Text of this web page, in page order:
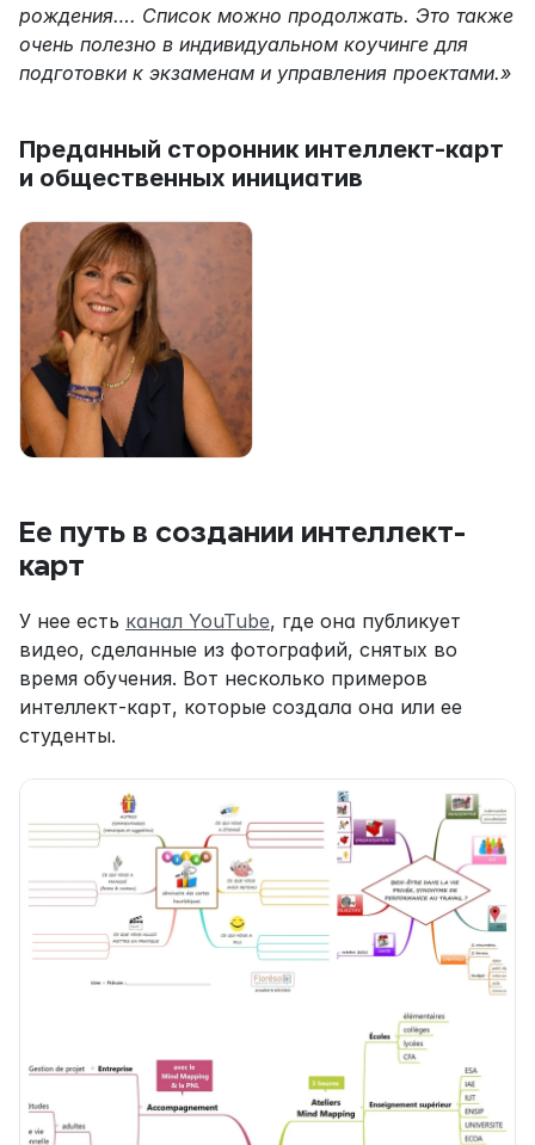
рождения…. Список можно продолжать. Это также
очень полезно в индивидуальном коучинге для
подготовки к экзаменам и управления проектами.»
Преданный сторонник интеллект-карт
и общественных инициатив
Ее путь в создании интеллект-
карт
У нее есть канал YouTube, где она публикует
видео, сделанные из фотографий, снятых во
время обучения. Вот несколько примеров
интеллект-карт, которые создала она или ее
студенты.